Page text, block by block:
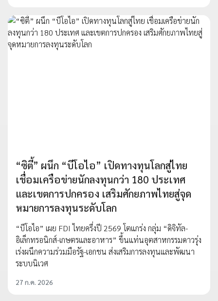
“ซิตี้” ผนึก “บีโอไอ” เปิดทางทุนโลกสู่ไทย
เชื่อมเครือข่ายนักลงทุนกว่า 180 ประเทศ
และเขตการปกครอง เสริมศักยภาพไทยสู่จุด
หมายการลงทุนระดับโลก
“บีโอไอ” เผย FDI ไทยครึ่งปี 2569 โตแกร่ง กลุ่ม “ดิจิทัล-
อิเล็กทรอนิกส์-เกษตรและอาหาร” ขึ้นแท่นอุตสาหกรรมดาวรุ่ง
เร่งผนึกความร่วมมือรัฐ-เอกชน ส่งเสริมการลงทุนและพัฒนา
ระบบนิเวศ
27 ก.ค. 2026